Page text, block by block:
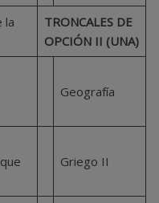
la
TRONCALES DE
OPCIÓN II (UNA)
Geografía
Griego II